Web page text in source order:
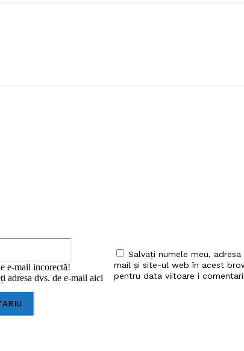
Email:*
e-mail incorectă!
adresa dvs. de e-mail aici
Salvați numele meu,
mail și site-ul web în acest
pentru data viitoare i